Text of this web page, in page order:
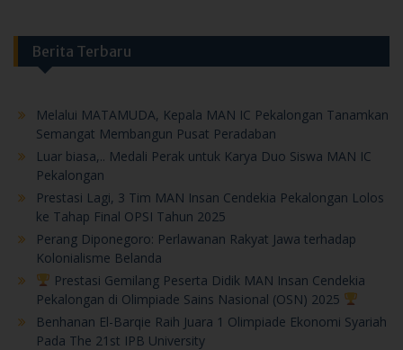
Berita Terbaru
Melalui MATAMUDA, Kepala MAN IC Pekalongan Tanamkan
Semangat Membangun Pusat Peradaban
Luar biasa,.. Medali Perak untuk Karya Duo Siswa MAN IC
Pekalongan
Prestasi Lagi, 3 Tim MAN Insan Cendekia Pekalongan Lolos
ke Tahap Final OPSI Tahun 2025
Perang Diponegoro: Perlawanan Rakyat Jawa terhadap
Kolonialisme Belanda
Prestasi Gemilang Peserta Didik MAN Insan Cendekia
Pekalongan di Olimpiade Sains Nasional (OSN) 2025
Benhanan El-Barqie Raih Juara 1 Olimpiade Ekonomi Syariah
Pada The 21st IPB University